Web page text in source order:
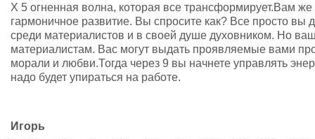
Х 5 огненная волна, которая все трансформирует.Вам
гармоничное развитие. Вы спросите как? Все просто
среди материалистов и в своей душе духовником. Но
материалистам. Вас могут выдать проявляемые вами
морали и любви.Тогда через 9 вы начнете управлять
надо будет упираться на работе.
Игорь